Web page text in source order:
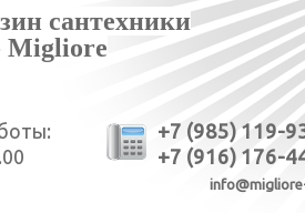
сантехники
Migliore
+7 (985) 119-
+7 (916) 176-